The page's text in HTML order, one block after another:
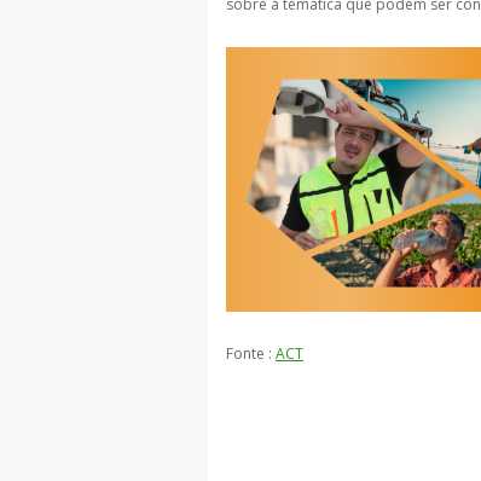
sobre a temática que podem ser
Fonte : ACT